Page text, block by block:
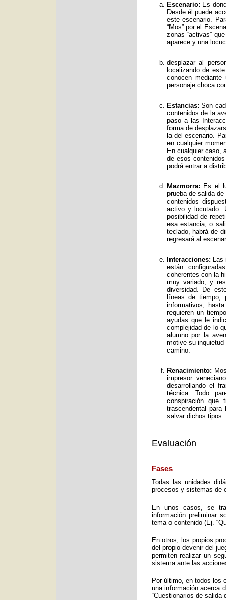
Escenario: Es
Desde él puede
este escenario.
“Mos” por el
zonas “activas”
aparece y una
desplazar al
localizando de
conocen
personaje choca
Estancias: Son
contenidos de la
paso a las
forma de
la del escenario.
en cualquier
En cualquier caso,
de esos
podrá entrar a
Mazmorra: Es el
prueba de salida
contenidos
activo y locutado.
posibilidad de
esa estancia, o
teclado, habrá de
regresará al
Interacciones: Las
están
coherentes con la
muy variado, y
diversidad. De
líneas de tiempo,
informativos,
requieren un
ayudas que le
complejidad de lo
alumno por la
motive su
camino.
Renacimiento:
impresor
desarrollando el
técnica. Todo
conspiración
trascendental
salvar dichos tipos.
Evaluación
Fases
Todas las unidades
procesos y sistemas de
En unos casos, se
información preliminar
tema o contenido (Ej.
En otros, los propios
del propio devenir del
permiten realizar un
sistema ante las
Por último, en todos los
una información acerca
“Cuestionarios de salida